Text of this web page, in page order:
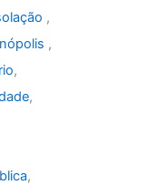
,
,
,
,
,